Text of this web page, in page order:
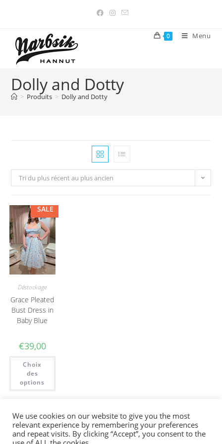
Bienvenue sur la boutique en ligne. La
0 Menu
Dolly and Dotty
> Produits > Dolly and Dotty
Tri du plus récent au plus ancien
SALE
Déstockage
Grace Pleated
Bust Dress in
Baby Blue
€39,00
Choix
des
options
We use cookies on our website to give you the most
relevant experience by remembering your preferences
and repeat visits. By clicking “Accept”, you consent to the